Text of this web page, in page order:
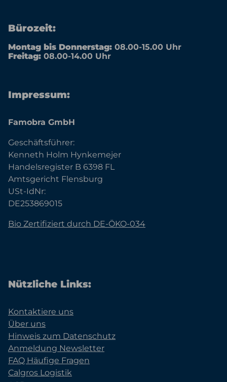
Bürozeit:
Montag bis Donnerstag: 08.00-15.00 Uhr
Freitag: 08.00-14.00 Uhr
Impressum:
Famobra GmbH
Geschäftsführer:
Kenneth Holm Hynkemejer
Handelsregister B 6398 FL
Amtsgericht Flensburg
USt-IdNr:
DE253869015
Bio Zertifiziert durch DE-ÖKO-034
Nützliche Links:
Kontaktiere uns
Über uns
Hinweis zum Datenschutz
Anmeldung Newsletter
FAQ Häufige Fragen
Calgros Logistik